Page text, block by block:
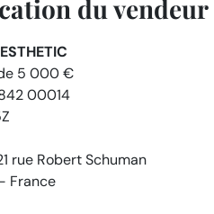
du vendeur
5 000 €
00014
rue Robert Schuman
France